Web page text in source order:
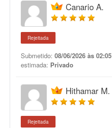
Canario A.
Rejeitada
Submetido: 08/06/2026 às 02:05
estimada: Privado
Hithamar M.
Rejeitada